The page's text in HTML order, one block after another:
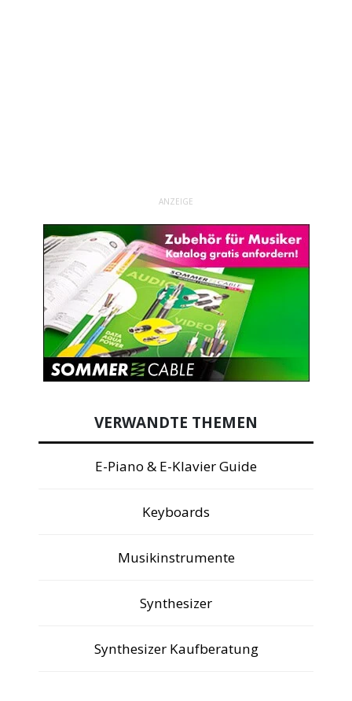
ANZEIGE
VERWANDTE THEMEN
E-Piano & E-Klavier Guide
Keyboards
Musikinstrumente
Synthesizer
Synthesizer Kaufberatung